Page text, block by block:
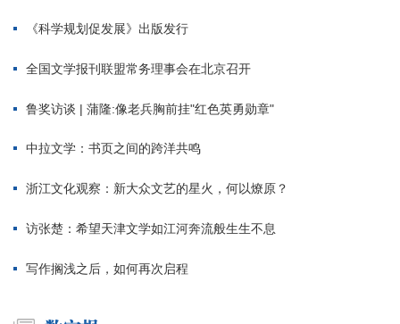
《科学规划促发展》出版发行
全国文学报刊联盟常务理事会在北京召开
鲁奖访谈 | 蒲隆:像老兵胸前挂"红色英勇勋章"
中拉文学：书页之间的跨洋共鸣
浙江文化观察：新大众文艺的星火，何以燎原？
访张楚：希望天津文学如江河奔流般生生不息
写作搁浅之后，如何再次启程